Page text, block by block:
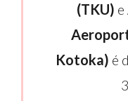
(TKU) e
Kotoka) é